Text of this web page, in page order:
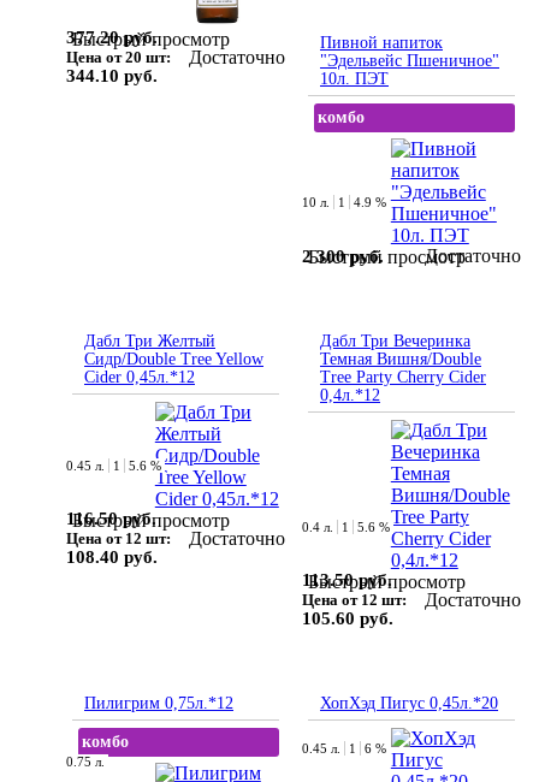
Быстрый просмотр
377.20 руб.
Цена от 20 шт:
344.10 руб.
Достаточно
Пивной напиток
"Эдельвейс Пшеничное"
10л. ПЭТ
комбо
Быстрый просмотр
10 л. 1 4.9 %
2 300 руб. Достаточно
Дабл Три Желтый
Сидр/Double Tree Yellow
Cider 0,45л.*12
Быстрый просмотр
0.45 л. 1 5.6 %
116.50 руб.
Цена от 12 шт:
108.40 руб.
Достаточно
Дабл Три Вечеринка
Темная Вишня/Double
Tree Party Cherry Cider
0,4л.*12
Быстрый просмотр
0.4 л. 1 5.6 %
113.50 руб.
Цена от 12 шт:
105.60 руб.
Достаточно
Пилигрим 0,75л.*12
комбо
0.75 л.
ХопХэд Пигус 0,45л.*20
0.45 л. 1 6 %